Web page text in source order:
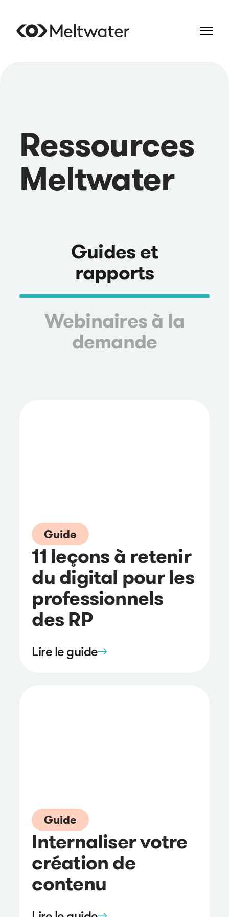
Ressources
Meltwater
Guides et
rapports
Webinaires à la
demande
Guide
11 leçons à retenir
du digital pour les
professionnels
des RP
Lire le guide
Guide
Internaliser votre
création de
contenu